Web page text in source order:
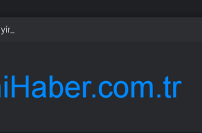
dağcı 12 metrelik uçuruma düştü